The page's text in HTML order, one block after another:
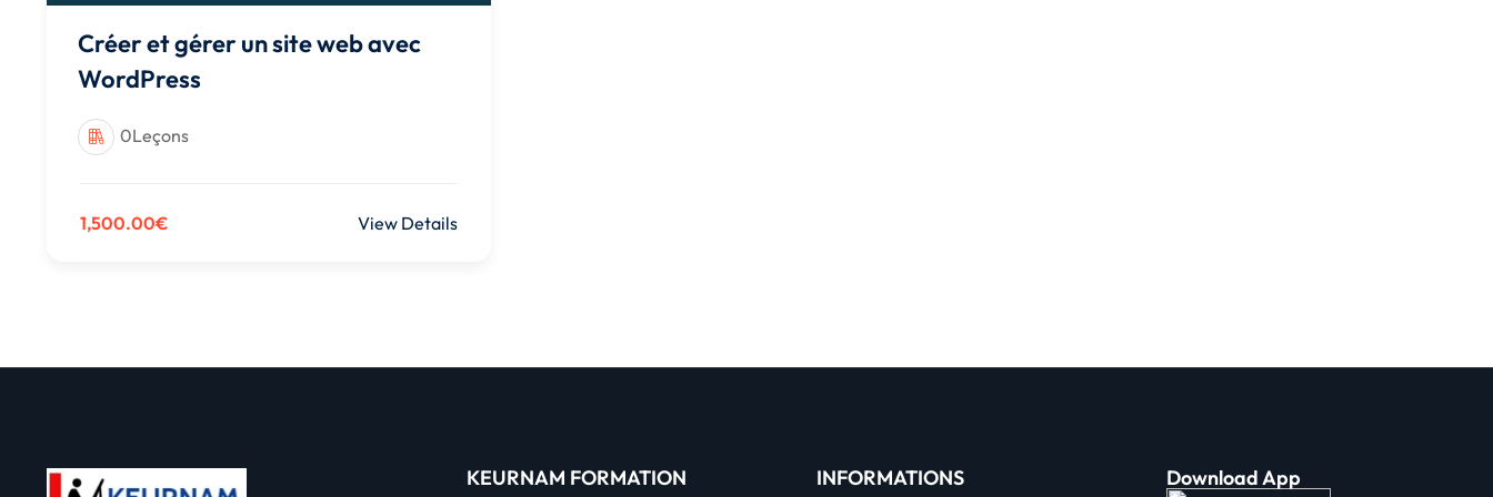
Créer et gérer un site web avec
WordPress
0Leçons
1,500.00€ View Details
KEURNAM FORMATION INFORMATIONS Download App